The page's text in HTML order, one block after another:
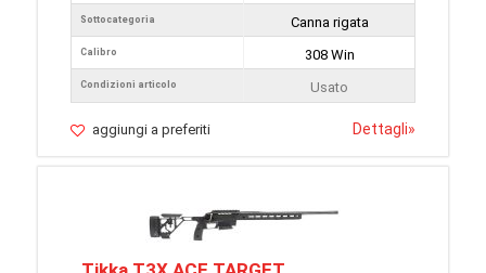
Sottocategoria
Calibro
Condizioni articolo
Canna rigata
308 Win
Usato
aggiungi a preferiti Dettagli»